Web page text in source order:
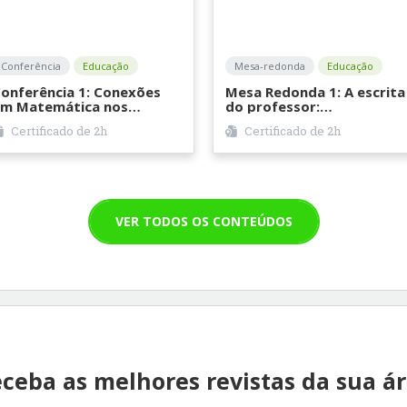
Conferência Educação
1: Conexões
Matemática nos
em aulas de
- Ana Paula
Certificado de 2h
Mesa-redonda Educação
Mesa Redonda 1: A escrita
do professor:
Morgana Scheller
(IFC/SBEM-SC); Marisol
(Prefeitura Municipal de
Florianópolis/UFSC)
Certificado de 2h
VER TODOS OS CONTEÚDOS
as melhores revistas da sua